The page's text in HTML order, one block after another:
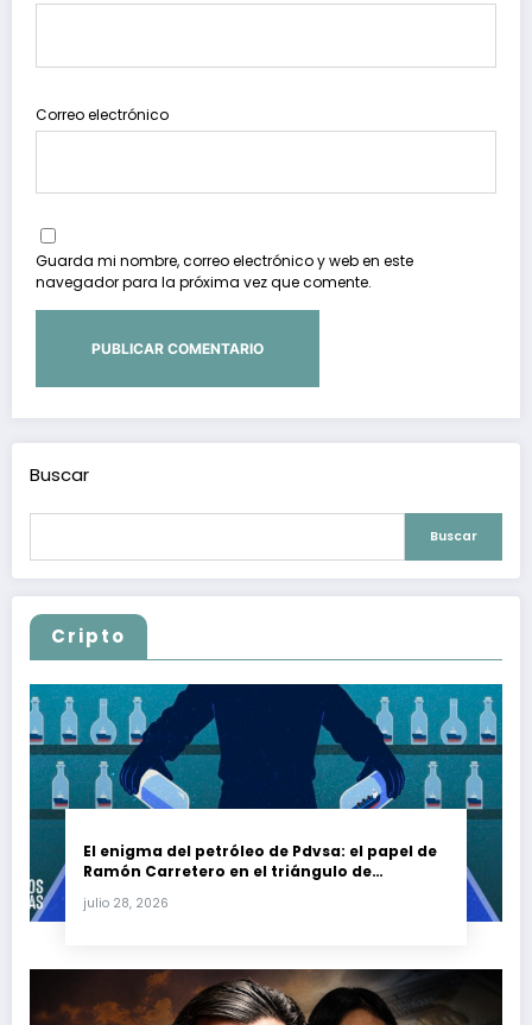
Correo electrónico
Guarda mi nombre, correo electrónico y web en este
navegador para la próxima vez que comente.
Buscar
Buscar
Cripto
El enigma del petróleo de Pdvsa: el papel de
Ramón Carretero en el triángulo de
julio 28, 2026